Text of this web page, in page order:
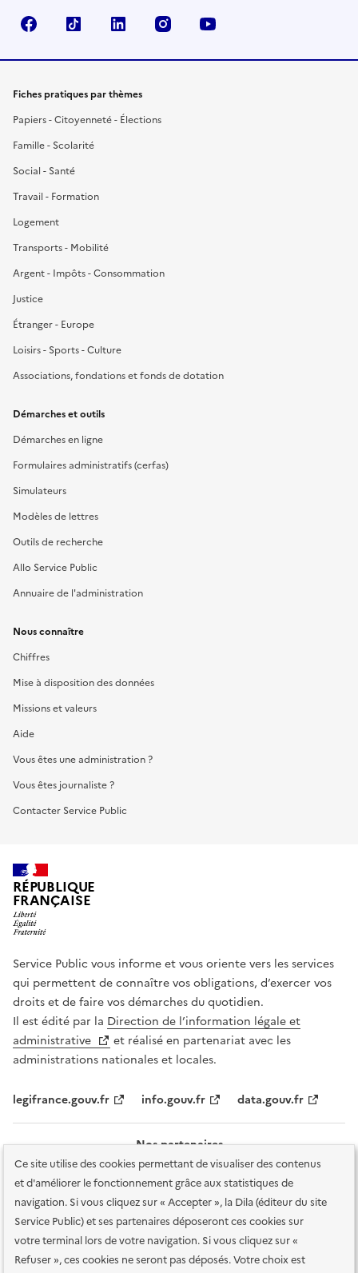
Ce site utilise des cookies permettant de visualiser des contenus
et d'améliorer le fonctionnement grâce aux statistiques de
navigation. Si vous cliquez sur « Accepter », la Dila (éditeur du site
Service Public) et ses partenaires déposeront ces cookies sur
votre terminal lors de votre navigation. Si vous cliquez sur «
Refuser », ces cookies ne seront pas déposés. Votre choix est
FacebookTikTok LinkedIn Instagram
Fiches pratiques par thèmes
Papiers - Citoyenneté - Élections
Famille - Scolarité
Social - Santé
Travail - Formation
Logement
Transports - Mobilité
Argent - Impôts - Consommation
Justice
Étranger - Europe
Loisirs - Sports - Culture
Associations, fondations et fonds de dotation
Démarches et outils
Démarches en ligne
Formulaires administratifs (cerfas)
Simulateurs
Modèles de lettres
Outils de recherche
Allo Service Public
Annuaire de l'administration
Nous connaître
Chiffres
Mise à disposition des données
Missions et valeurs
Aide
Vous êtes une administration ?
Vous êtes journaliste ?
Contacter Service Public
RÉPUBLIQUE
FRANÇAISE
Service Public vous informe et vous oriente vers les services
qui permettent de connaître vos obligations, d’exercer vos
droits et de faire vos démarches du quotidien.
Il est édité par la Direction de l’information légale et
administrative
et réalisé en partenariat avec les
administrations nationales et locales.
legifrance.gouv.fr info.gouv.fr data.gouv.fr
Nos partenaires
Plan du site Accessibilité : totalement conforme
Accessibilité des